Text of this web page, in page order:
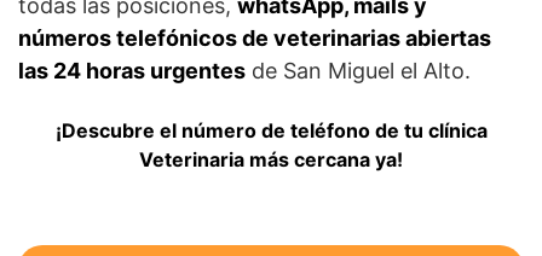
todas las posiciones, whatsApp, mails y
números telefónicos de veterinarias abiertas
las 24 horas urgentes de San Miguel el Alto.
¡Descubre el número de teléfono de tu clínica
Veterinaria más cercana ya!